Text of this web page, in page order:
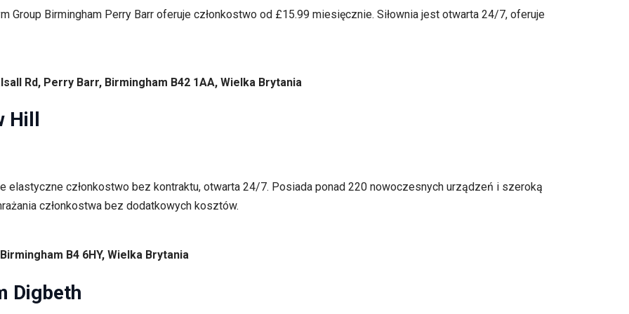
Group Birmingham Perry Barr oferuje członkostwo od £15.99 miesięcznie. Siłownia jest otwarta 24/7, oferuje
Rd, Perry Barr, Birmingham B42 1AA, Wielka Brytania
elastyczne członkostwo bez kontraktu, otwarta 24/7. Posiada ponad 220 nowoczesnych urządzeń i szeroką
członkostwa bez dodatkowych kosztów.
B4 6HY, Wielka Brytania
Digbeth